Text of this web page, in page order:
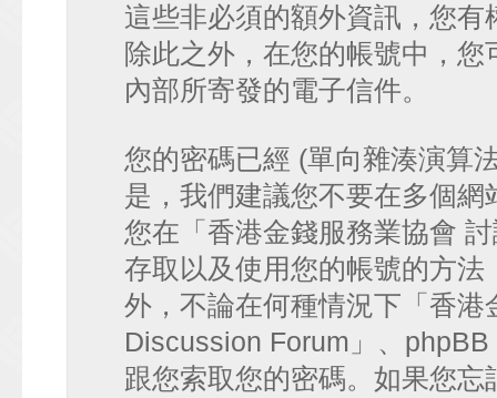
這些非必須的額外資訊，您
除此之外，在您的帳號中，
內部所寄發的電子信件。
您的密碼已經 (單向雜湊演算
是，我們建議您不要在多個
您在「香港金錢服務業協會
存取以及使用您的帳號的方
外，不論在何種情況下「香港
Discussion Forum」、
跟您索取您的密碼。如果您